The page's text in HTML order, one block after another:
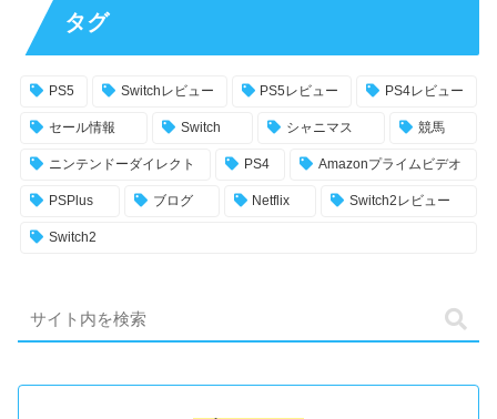
タグ
PS5 Switchレビュー PS5レビュー PS4レビュー
セール情報 Switch シャニマス 競馬
ニンテンドーダイレクト PS4 Amazonプライムビデオ
PSPlus ブログ Netflix Switch2レビュー
Switch2